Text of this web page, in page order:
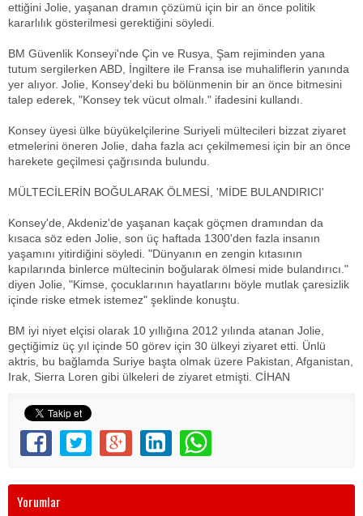
ettiğini Jolie, yaşanan dramın çözümü için bir an önce politik
kararlılık gösterilmesi gerektiğini söyledi.
BM Güvenlik Konseyi'nde Çin ve Rusya, Şam rejiminden yana
tutum sergilerken ABD, İngiltere ile Fransa ise muhaliflerin yanında
yer alıyor. Jolie, Konsey'deki bu bölünmenin bir an önce bitmesini
talep ederek, "Konsey tek vücut olmalı." ifadesini kullandı.
Konsey üyesi ülke büyükelçilerine Suriyeli mültecileri bizzat ziyaret
etmelerini öneren Jolie, daha fazla acı çekilmemesi için bir an önce
harekete geçilmesi çağrısında bulundu.
MÜLTECİLERİN BOĞULARAK ÖLMESİ, 'MİDE BULANDIRICI'
Konsey'de, Akdeniz'de yaşanan kaçak göçmen dramından da
kısaca söz eden Jolie, son üç haftada 1300'den fazla insanın
yaşamını yitirdiğini söyledi. "Dünyanın en zengin kıtasının
kapılarında binlerce mültecinin boğularak ölmesi mide bulandırıcı."
diyen Jolie, "Kimse, çocuklarının hayatlarını böyle mutlak çaresizlik
içinde riske etmek istemez" şeklinde konuştu.
BM iyi niyet elçisi olarak 10 yıllığına 2012 yılında atanan Jolie,
geçtiğimiz üç yıl içinde 50 görev için 30 ülkeyi ziyaret etti. Ünlü
aktris, bu bağlamda Suriye başta olmak üzere Pakistan, Afganistan,
Irak, Sierra Loren gibi ülkeleri de ziyaret etmişti. CİHAN
Yorumlar